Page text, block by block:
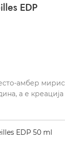
EDP
амбер мирис
а е креација
EDP 50 ml